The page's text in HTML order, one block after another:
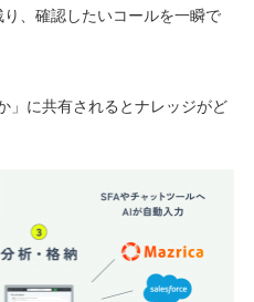
、確認したいコールを一瞬で
」に共有されるとナレッジがど